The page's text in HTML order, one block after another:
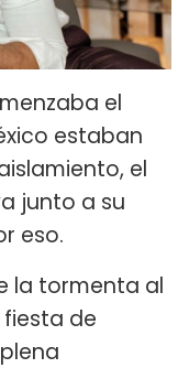
el
estaban
el
junto a su
eso.
la tormenta al
de